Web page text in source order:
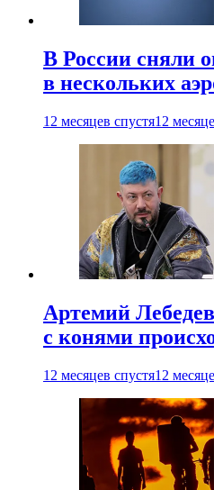
В России сняли
в нескольких
12 месяцев спустя12
Артемий
с конями
12 месяцев спустя12